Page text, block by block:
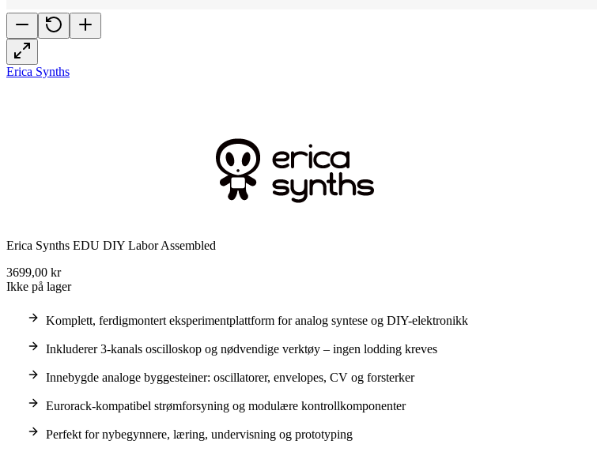
Erica Synths
Erica Synths EDU DIY Labor Assembled
3699,00 kr
Ikke på lager
Komplett, ferdigmontert eksperimentplattform for analog syntese og DIY-elektronikk
Inkluderer 3-kanals oscilloskop og nødvendige verktøy – ingen lodding kreves
Innebygde analoge byggesteiner: oscillatorer, envelopes, CV og forsterker
Eurorack-kompatibel strømforsyning og modulære kontrollkomponenter
Perfekt for nybegynnere, læring, undervisning og prototyping